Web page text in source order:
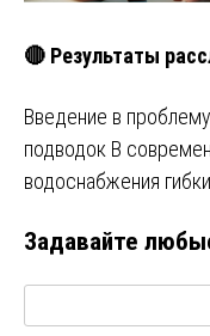
🔴 Результаты
Введение в
подводок В
водоснабжения
Задавайте